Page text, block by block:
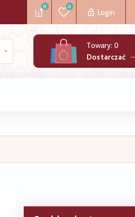
0 0
Login
Towary: 0
Dostarczać